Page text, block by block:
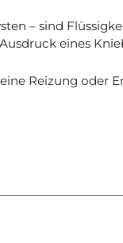
– sind
eines
Reizung oder